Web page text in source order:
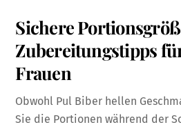
Sichere
Zubereitungstipps
Frauen
Obwohl Pul Biber hellen
Sie die Portionen während der